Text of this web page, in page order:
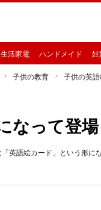
生活家電 ハンドメイド 妊
子供の教育 子供の英
なって登場
英語絵カード」という形に